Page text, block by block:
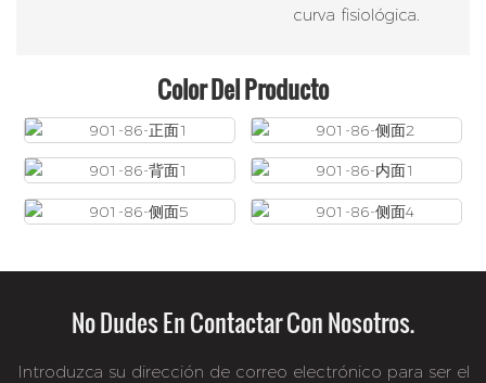
curva fisiológica.
Color Del Producto
No Dudes En Contactar Con Nosotros.
Introduzca su dirección de correo electrónico para ser el